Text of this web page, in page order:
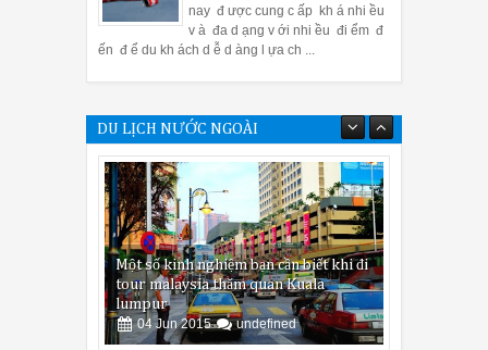
nay đ ược cung c ấp kh á nhi ều
v à đa d ạng v ới nhi ều đi ểm đ
ến đ ể du kh ách d ễ d àng l ựa ch ...
DU LỊCH NƯỚC NGOÀI
Một số kinh nghiệm bạn cần biết khi đi
tour malaysia thăm quan Kuala
lumpur
04 Jun 2015 undefined